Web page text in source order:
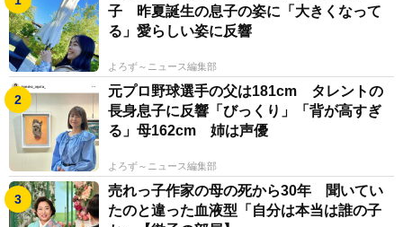
子 昨夏誕生の息子の姿に「大きくなって
る」愛らしい姿に反響
よろず～ニュース編集部
元プロ野球選手の父は181cm タレントの
長身息子に反響「びっくり」「背が高すぎ
る」母162cm 姉は声優
よろず～ニュース編集部
売れっ子作家の母の死から30年 聞いてい
たのと違った血液型「自分は本当は誰の子